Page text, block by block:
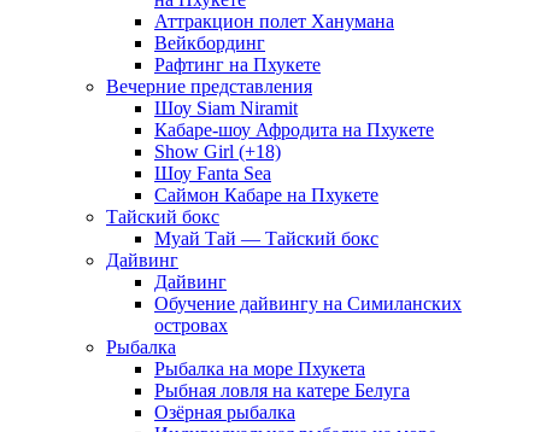
Аттракцион полет Ханумана
Вейкбординг
Рафтинг на Пхукете
Вечерние представления
Шоу Siam Niramit
Кабаре-шоу Афродита на Пхукете
Show Girl (+18)
Шоу Fanta Sea
Саймон Кабаре на Пхукете
Тайский бокс
Муай Тай — Тайский бокс
Дайвинг
Дайвинг
Обучение дайвингу на Симиланских
островах
Рыбалка
Рыбалка на море Пхукета
Рыбная ловля на катере Белуга
Озёрная рыбалка